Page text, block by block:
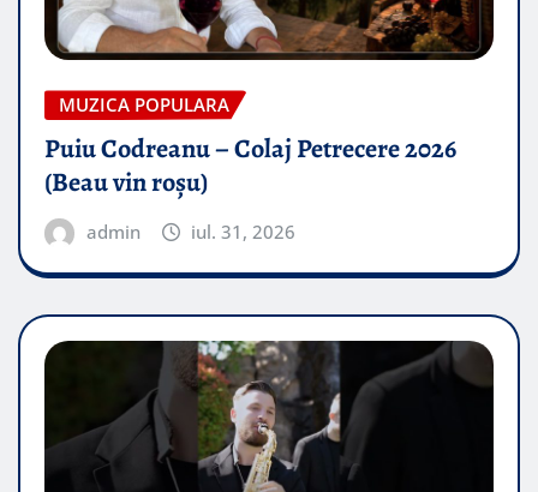
MUZICA POPULARA
Puiu Codreanu – Colaj Petrecere 2026
(Beau vin roșu)
admin iul. 31, 2026